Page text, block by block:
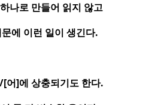
나로 만들어 읽지 않고
에 이런 일이 생긴다.
[어]에 상충되기도 한다.